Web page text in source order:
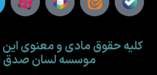
کلیه حقوق مادی و معنوی
موسسه لسان